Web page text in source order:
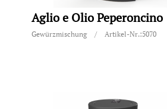
Aglio e Olio Peperoncino
Gewürzmischung / Artikel-Nr.:5070